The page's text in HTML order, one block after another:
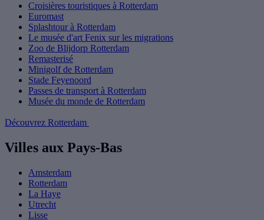
Croisières touristiques à Rotterdam
Euromast
Splashtour à Rotterdam
Le musée d'art Fenix sur les migrations
Zoo de Blijdorp Rotterdam
Remasterisé
Minigolf de Rotterdam
Stade Feyenoord
Passes de transport à Rotterdam
Musée du monde de Rotterdam
Découvrez Rotterdam
Villes aux Pays-Bas
Amsterdam
Rotterdam
La Haye
Utrecht
Lisse